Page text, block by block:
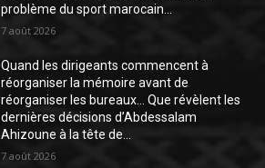
problème du sport marocain...
7 août 2026
Quand les dirigeants commencent à
réorganiser la mémoire avant de
réorganiser les bureaux… Que révèlent les
dernières décisions d’Abdessalam
Ahizoune à la tête de...
7 août 2026